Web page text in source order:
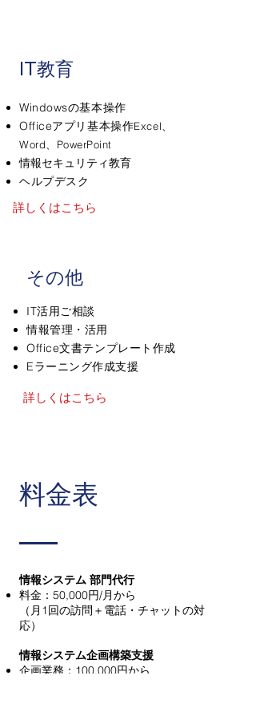
IT教育
​Windowsの基本操作
Officeアプリ基本操作Excel
Word、PowerPoint​
情報セキュリティ教育
ヘルプデスク
詳しくはこちら
​その他
IT活用ご相談
情報管理・活用
Office文書テンプレート作成
​Eラーニング作成支援
詳しくはこちら
​料金表
情報システム 部門代行
料金：50,000円/月から
（月1回の訪問＋電話・チャットの対
応）
情報システム企画構築支援
企画業務：100,000円から